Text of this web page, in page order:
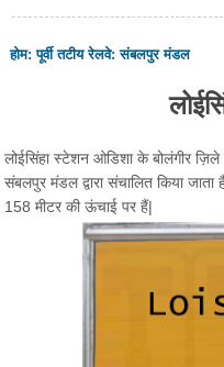
होम:पूर्वी तटीय रेलवे:संबलपुर मंडल
लोईसिंहा स्टेशन ओडिशा के बोलंगीर
संबलपुर मंडल द्वारा संचालित किया
158 मीटर की ऊंचाई पर हैं|